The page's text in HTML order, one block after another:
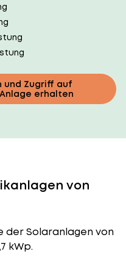
und Zugriff auf
erhalten
von
der Solaranlagenvon
kWp.